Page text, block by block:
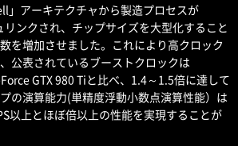
」アーキテクチャから製造プロセスが
ンクされ、チップサイズを大型化すること
を増加させました。これにより高クロック
公表されているブーストクロックは
GTX 980 Tiと比べ、1.4～1.5倍に達して
の演算能力(単精度浮動小数点演算性能）は
以上とほぼ倍以上の性能を実現することが